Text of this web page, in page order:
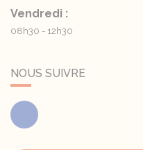
Vendredi :
08h30 - 12h30
NOUS SUIVRE
Facebook